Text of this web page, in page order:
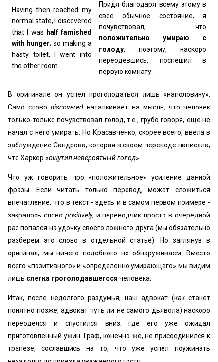
Having then reached my
normal state, I discovered
that I was half famished
with hunger; so making a
hasty toilet, I went into
the other room.
Придя благодаря всему этому в
свое обычное состояние, я
почувствовал, что
положительно умираю с
голоду, поэтому, наскоро
переодевшись, поспешил в
первую комнату.
В оригинале он успел проголодаться лишь «наполовину».
Само словоdiscovered наталкивает на мысль, что человек
только-только почувствовал голод, т.е., грубо говоря, еще не
начал с него умирать. Но Красавченко, скорее всего, ввела в
заблуждение Сандрова, которая в своем переводе написала,
что Харкер «ощутил невероятный голод».
Что уж говорить про «положительное» усиление данной
фразы. Если читать только перевод, может сложиться
впечатление, что в текст - здесь и в самом первом примере -
закралось слово positively, и переводчик просто в очередной
раз попался на удочку своего ложного друга (мы обязательно
разберем это слово в отдельной статье). Но заглянув в
оригинал, мы ничего подобного не обнаруживаем. Вместо
всего «позитивного» и «определенно умирающего» мы видим
лишь слегка проголодавшегося человека.
Итак, после недолгого раздумья, наш адвокат (как станет
понятно позже, адвокат чуть ли не самого дьявола) наскоро
переоделся и спустился вниз, где его уже ожидал
приготовленный ужин. Граф, конечно же, не присоединился к
трапезе, сославшись на то, что уже успел поужинать